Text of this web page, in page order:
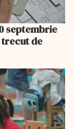
septembrie
trecut de